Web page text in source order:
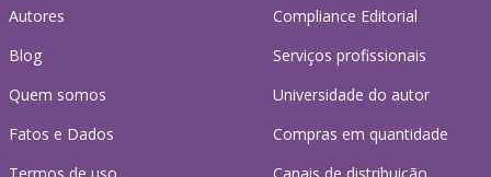
Autores
Blog
Quem somos
Fatos e Dados
Compliance Editorial
Serviços profissionais
Universidade do autor
Compras em quantidade